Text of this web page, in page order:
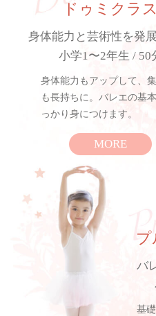
ドゥミクラス
身体能力と芸術性を発
小学1〜2年生 / 50
身体能力もアップして、
も長持ちに。バレエの基
っかり身につけます。
MORE
プ
バ
基